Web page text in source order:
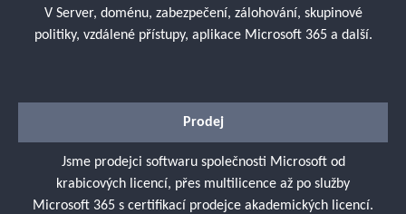
V Server, doménu, zabezpečení, zálohování, skupinové
politiky, vzdálené přístupy, aplikace Microsoft 365 a další.
Prodej
Jsme prodejci softwaru společnosti Microsoft od
krabicových licencí, přes multilicence až po služby
Microsoft 365 s certifikací prodejce akademických licencí.